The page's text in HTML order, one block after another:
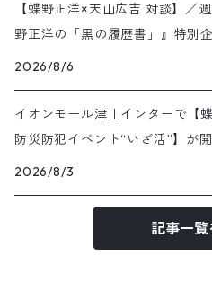
【蝶野正洋×天山広吉 対談】／
野正洋の「黒の履歴書」』特別
号）
2026/8/6
イオンモール津山インターで【
防災防犯イベント“いざ活”】が
2026/8/3
記事一覧